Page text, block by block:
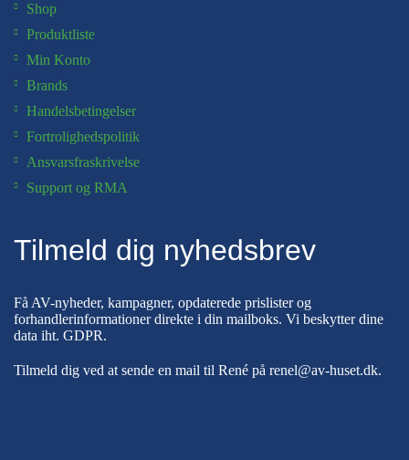
Shop
Produktliste
Min Konto
Brands
Handelsbetingelser
Fortrolighedspolitik
Ansvarsfraskrivelse
Support og RMA
Tilmeld dig nyhedsbrev
Få AV-nyheder, kampagner, opdaterede prislister og
forhandlerinformationer direkte i din mailboks. Vi beskytter dine
data iht. GDPR.
Tilmeld dig ved at sende en mail til René på renel@av-huset.dk.